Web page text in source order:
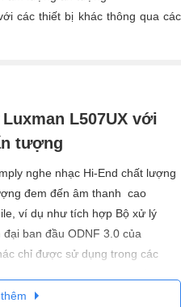
các thiết bị khác thông qua các
L507UX với
tượng
nghe nhạc Hi-End chất lượng
đem đến âm thanh cao
ví dụ như tích hợp Bộ xử lý
ban đầu ODNF 3.0 của
chỉ được sử dụng trong các